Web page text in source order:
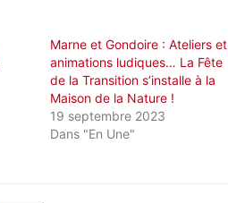
Marne et Gondoire : Ateliers et
animations ludiques… La Fête
de la Transition s’installe à la
Maison de la Nature !
19 septembre 2023
Dans "En Une"